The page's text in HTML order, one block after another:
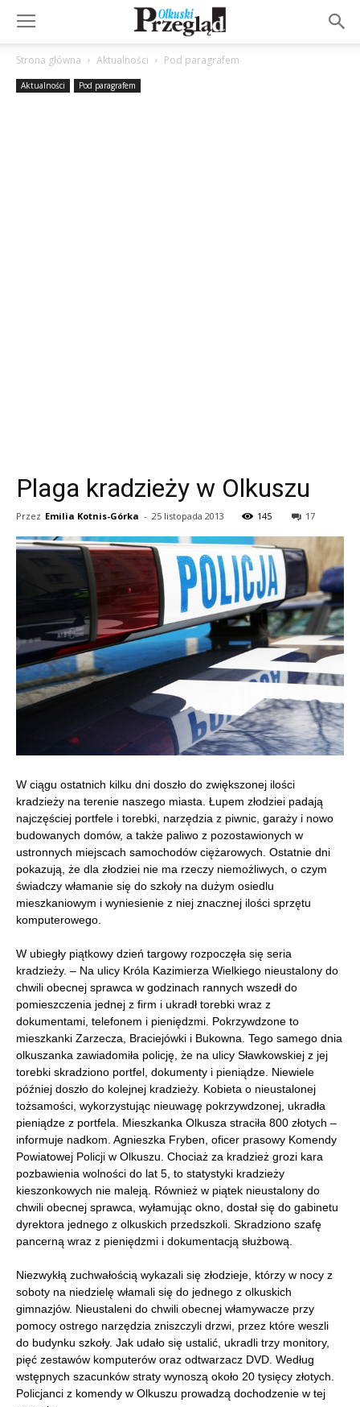
Strona główna Aktualności Pod paragrafem
Aktualności Pod paragrafem
Plaga kradzieży w Olkuszu
Przez Emilia Kotnis-Górka - 25 listopada 2013 145 17
W ciągu ostatnich kilku dni doszło do zwiększonej ilości
kradzieży na terenie naszego miasta. Łupem złodziei padają
najczęściej portfele i torebki, narzędzia z piwnic, garaży i nowo
budowanych domów, a także paliwo z pozostawionych w
ustronnych miejscach samochodów ciężarowych. Ostatnie dni
pokazują, że dla złodziei nie ma rzeczy niemożliwych, o czym
świadczy włamanie się do szkoły na dużym osiedlu
mieszkaniowym i wyniesienie z niej znacznej ilości sprzętu
komputerowego.
W ubiegły piątkowy dzień targowy rozpoczęła się seria
kradzieży. – Na ulicy Króla Kazimierza Wielkiego nieustalony do
chwili obecnej sprawca w godzinach rannych wszedł do
pomieszczenia jednej z firm i ukradł torebki wraz z
dokumentami, telefonem i pieniędzmi. Pokrzywdzone to
mieszkanki Zarzecza, Braciejówki i Bukowna. Tego samego dnia
olkuszanka zawiadomiła policję, że na ulicy Sławkowskiej z jej
torebki skradziono portfel, dokumenty i pieniądze. Niewiele
później doszło do kolejnej kradzieży. Kobieta o nieustalonej
tożsamości, wykorzystując nieuwagę pokrzywdzonej, ukradła
pieniądze z portfela. Mieszkanka Olkusza straciła 800 złotych –
informuje nadkom. Agnieszka Fryben, oficer prasowy Komendy
Powiatowej Policji w Olkuszu. Chociaż za kradzież grozi kara
pozbawienia wolności do lat 5, to statystyki kradzieży
kieszonkowych nie maleją. Również w piątek nieustalony do
chwili obecnej sprawca, wyłamując okno, dostał się do gabinetu
dyrektora jednego z olkuskich przedszkoli. Skradziono szafę
pancerną wraz z pieniędzmi i dokumentacją służbową.
Niezwykłą zuchwałością wykazali się złodzieje, którzy w nocy z
soboty na niedzielę włamali się do jednego z olkuskich
gimnazjów. Nieustaleni do chwili obecnej włamywacze przy
pomocy ostrego narzędzia zniszczyli drzwi, przez które weszli
do budynku szkoły. Jak udało się ustalić, ukradli trzy monitory,
pięć zestawów komputerów oraz odtwarzacz DVD. Według
wstępnych szacunków straty wynoszą około 20 tysięcy złotych.
Policjanci z komendy w Olkuszu prowadzą dochodzenie w tej